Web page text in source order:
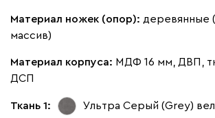
Материал ножек (опор): деревянные
массив)
Материал корпуса: МДФ 16 мм, ДВП,
ДСП
Ткань 1: Ультра Серый (Grey)